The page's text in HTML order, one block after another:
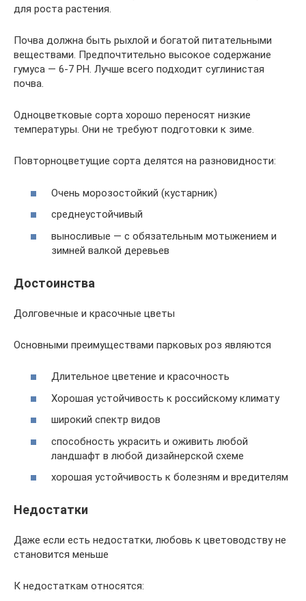
для роста растения.
Почва должна быть рыхлой и богатой питательными
веществами. Предпочтительно высокое содержание
гумуса — 6-7 PH. Лучше всего подходит суглинистая
почва.
Одноцветковые сорта хорошо переносят низкие
температуры. Они не требуют подготовки к зиме.
Повторноцветущие сорта делятся на разновидности:
Очень морозостойкий (кустарник)
среднеустойчивый
выносливые — с обязательным мотыжением и
зимней валкой деревьев
Достоинства
Долговечные и красочные цветы
Основными преимуществами парковых роз являются
Длительное цветение и красочность
Хорошая устойчивость к российскому климату
широкий спектр видов
способность украсить и оживить любой
ландшафт в любой дизайнерской схеме
хорошая устойчивость к болезням и вредителям
Недостатки
Даже если есть недостатки, любовь к цветоводству не
становится меньше
К недостаткам относятся: